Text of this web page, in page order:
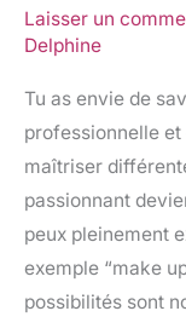
Laisser un
Delphine
Tu as envie de
professionnelle
maîtriser
passionnant
peux pleinement
exemple “make
possibilités sont